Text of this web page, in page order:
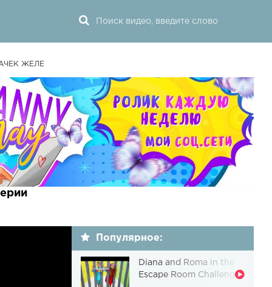
ЖЕЛЕ
Популярное:
Diana and Roma in the
Escape Room Challenge